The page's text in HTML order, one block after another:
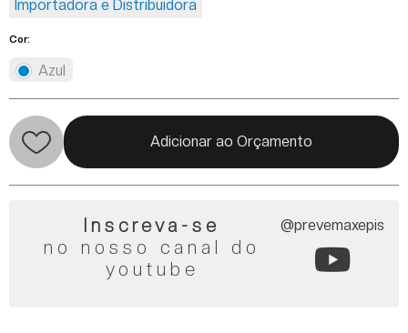
Importadora e Distribuidora
Cor:
Azul
Adicionar ao Orçamento
Inscreva-se
no nosso canal do
youtube
@prevemaxepis